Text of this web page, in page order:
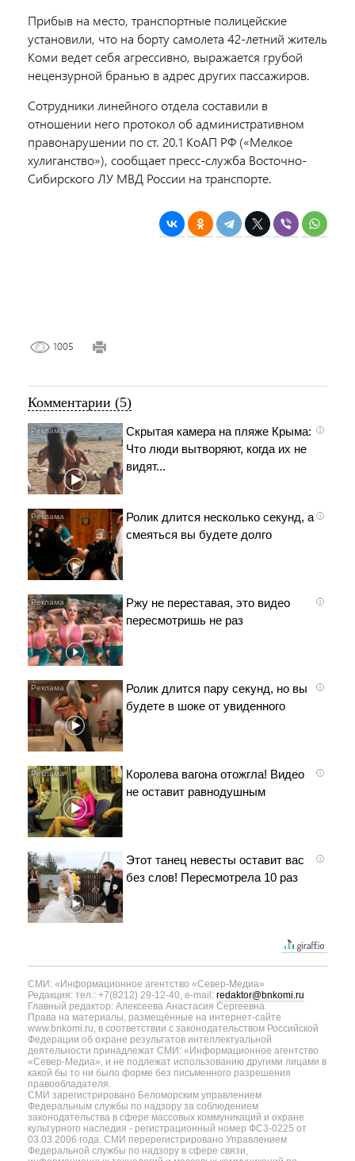
Прибыв на место, транспортные полицейские
установили, что на борту самолета 42-летний житель
Коми ведет себя агрессивно, выражается грубой
нецензурной бранью в адрес других пассажиров.
Сотрудники линейного отдела составили в
отношении него протокол об административном
правонарушении по ст. 20.1 КоАП РФ («Мелкое
хулиганство»), сообщает пресс-служба Восточно-
Сибирского ЛУ МВД России на транспорте.
1005
Комментарии (5)
i
Скрытая камера на пляже Крыма:
Что люди вытворяют, когда их не
видят...
i
Ролик длится несколько секунд, а
смеяться вы будете долго
i
Ржу не переставая, это видео
пересмотришь не раз
i
Ролик длится пару секунд, но вы
будете в шоке от увиденного
i
Королева вагона отожгла! Видео
не оставит равнодушным
i
Этот танец невесты оставит вас
без слов! Пересмотрела 10 раз
СМИ: «Информационное агентство «Север-Медиа»
Редакция: тел.: +7(8212) 29-12-40, e-mail: redaktor@bnkomi.ru
Главный редактор: Алексеева Анастасия Сергеевна.
Права на материалы, размещённые на интернет-сайте
www.bnkomi.ru, в соответствии с законодательством Российской
Федерации об охране результатов интеллектуальной
деятельности принадлежат СМИ: «Информационное агентство
«Север-Медиа», и не подлежат использованию другими лицами в
какой бы то ни было форме без письменного разрешения
правообладателя.
СМИ зарегистрировано Беломорским управлением
Федеральным службы по надзору за соблюдением
законодательства в сфере массовых коммуникаций и охране
культурного наследия - регистрационный номер ФС3-0225 от
03.03.2006 года. СМИ перерегистрировано Управлением
Федеральной службы по надзору в сфере связи,